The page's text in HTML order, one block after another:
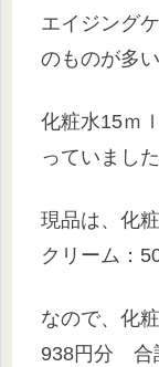
エイジング
のものが多
化粧水15ｍ
っていました
現品は、化
クリーム：
なので、化
938円分 合